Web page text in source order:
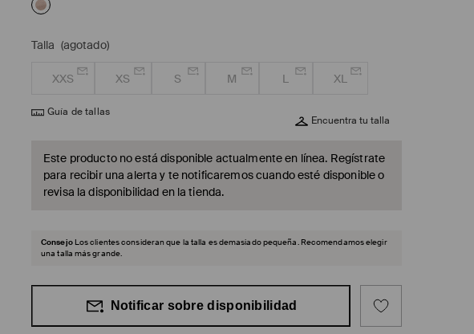
Talla (agotado)
XXS XS S M L XL
Guía de tallas
Encuentra tu talla
Este producto no está disponible actualmente en línea. Regístrate
para recibir una alerta y te notificaremos cuando esté disponible o
revisa la disponibilidad en la tienda.
Consejo Los clientes consideran que la talla es demasiado pequeña. Recomendamos elegir
una talla más grande.
Notificar sobre disponibilidad